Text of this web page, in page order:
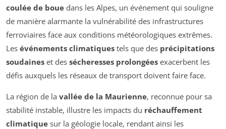
coulée de boue dans les Alpes, un événement qui souligne
de manière alarmante la vulnérabilité des infrastructures
ferroviaires face aux conditions météorologiques extrêmes.
Les événements climatiques tels que des précipitations
soudaines et des sécheresses prolongées exacerbent les
défis auxquels les réseaux de transport doivent faire face.
La région de la vallée de la Maurienne, reconnue pour sa
stabilité instable, illustre les impacts du réchauffement
climatique sur la géologie locale, rendant ainsi les